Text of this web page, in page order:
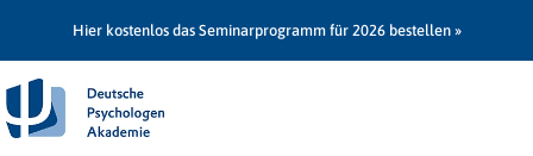
Hier kostenlos das Seminarprogramm für 2026 bestellen »